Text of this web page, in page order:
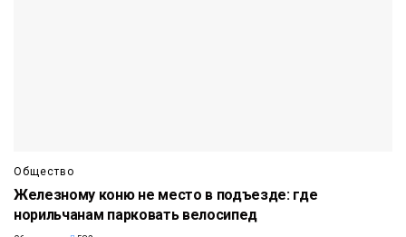
Общество
Железному коню не место в подъезде: где
норильчанам парковать велосипед